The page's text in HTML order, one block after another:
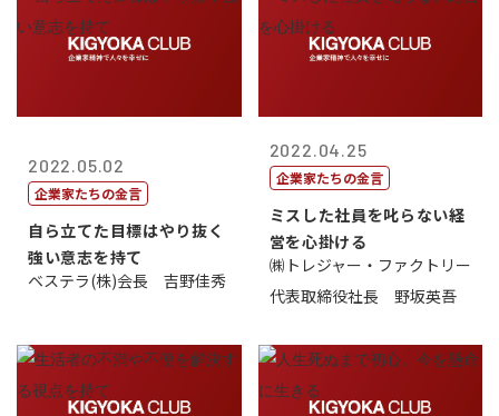
2022.05.02
企業家たちの金言
自ら立てた目標はやり抜く
強い意志を持て
ベステラ(株)会長 吉野佳秀
2022.04.25
企業家たちの金言
ミスした社員を叱らない経
営を心掛ける
㈱トレジャー・ファクトリー
代表取締役社長 野坂英吾